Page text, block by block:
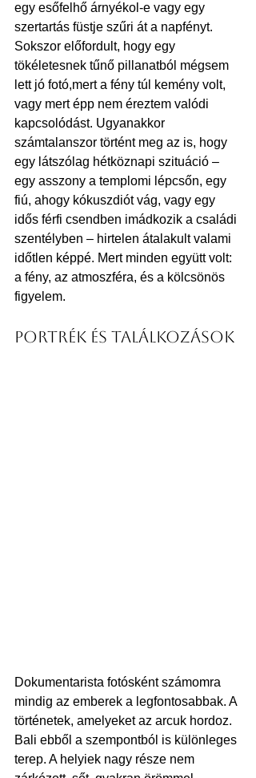
egy esőfelhő árnyékol-e vagy egy
szertartás füstje szűri át a napfényt.
Sokszor előfordult, hogy egy
tökéletesnek tűnő pillanatból mégsem
lett jó fotó,mert a fény túl kemény volt,
vagy mert épp nem éreztem valódi
kapcsolódást. Ugyanakkor
számtalanszor történt meg az is, hogy
egy látszólag hétköznapi szituáció –
egy asszony a templomi lépcsőn, egy
fiú, ahogy kókuszdiót vág, vagy egy
idős férfi csendben imádkozik a családi
szentélyben – hirtelen átalakult valami
időtlen képpé. Mert minden együtt volt:
a fény, az atmoszféra, és a kölcsönös
figyelem.
Portrék és találkozások
Dokumentarista fotósként számomra
mindig az emberek a legfontosabbak. A
történetek, amelyeket az arcuk hordoz.
Bali ebből a szempontból is különleges
terep. A helyiek nagy része nem